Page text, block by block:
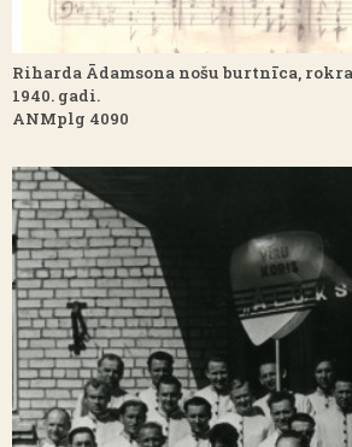
Riharda Ādamsona nošu burtnīca,
1940. gadi.
ANMplg 4090